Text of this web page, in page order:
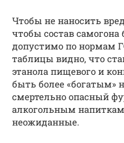
Чтобы не наносить
чтобы состав
допустимо по нормам
таблицы видно, что
этанола пищевого и
быть более «богатым»
смертельно опасный
алкогольным
неожиданные.